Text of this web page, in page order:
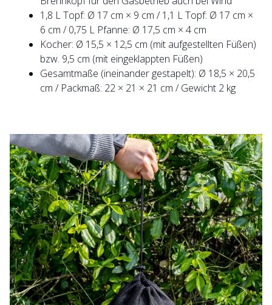
1,8 L Topf: Ø 17 cm × 9 cm / 1,1 L Topf: Ø 17 cm ×
6 cm / 0,75 L Pfanne: Ø 17,5 cm × 4 cm
Kocher: Ø 15,5 × 12,5 cm (mit aufgestellten Füßen)
bzw. 9,5 cm (mit eingeklappten Füßen)
Gesamtmaße (ineinander gestapelt): Ø 18,5 × 20,5
cm / Packmaß: 22 × 21 × 21 cm / Gewicht 2 kg